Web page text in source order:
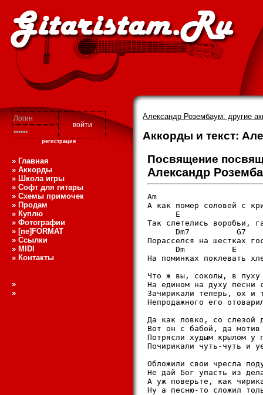
регистрация
Александр Розембаум: другие
Аккорды и текст:
» Главная
» Аккорды
» Школа игры
» Софт для гитары
» Схемы примочек
» Продам
» Куплю
» Фотографии
» [ne]FORMAT
» Ссылки
» MIDI
» Контакты
»
»
Посвящение
Александр
Am
А как помер соловей с
E
Так слетелись воробьи,
Dm7          G7
Порасселся на шестках
Dm          E
На поминках поклевать
Что ж вы, соколы, в пуху
На едином на духу песни
Зачирикали теперь, ох и
Непродажного его
Да как ловко, со слезой
Вот он с бабой, да мотив
Потрясли худым крылом у
Почирикали чуть-
Обложили свои чресла
Не дай Бог упасть из
А уж поверьте, как
Ну а песню-то сложил